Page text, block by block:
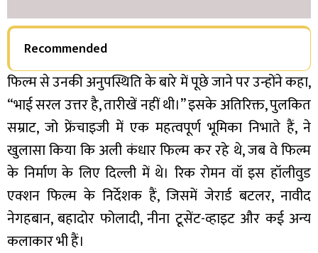
Recommended
फिल्म से उनकी अनुपस्थिति के बारे में पूछे जाने पर उन्होंने कहा,
“भाई सरल उत्तर है, तारीखें नहीं थी।” इसके अतिरिक्त, पुलकित
सम्राट, जो फ्रेंचाइजी में एक महत्वपूर्ण भूमिका निभाते हैं, ने
खुलासा किया कि अली कंधार फिल्म कर रहे थे, जब वे फिल्म
के निर्माण के लिए दिल्ली में थे। रिक रोमन वॉ इस हॉलीवुड
एक्शन फिल्म के निर्देशक हैं, जिसमें जेरार्ड बटलर, नावीद
नेगहबान, बहादोर फोलादी, नीना टूसेंट-व्हाइट और कई अन्य
कलाकार भी हैं।